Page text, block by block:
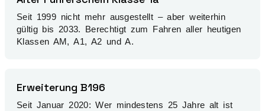
Seit 1999 nicht mehr ausgestellt – aber weiterhin
gültig bis 2033. Berechtigt zum Fahren aller heutigen
Klassen AM, A1, A2 und A.
Erweiterung B196
Seit Januar 2020: Wer mindestens 25 Jahre alt ist